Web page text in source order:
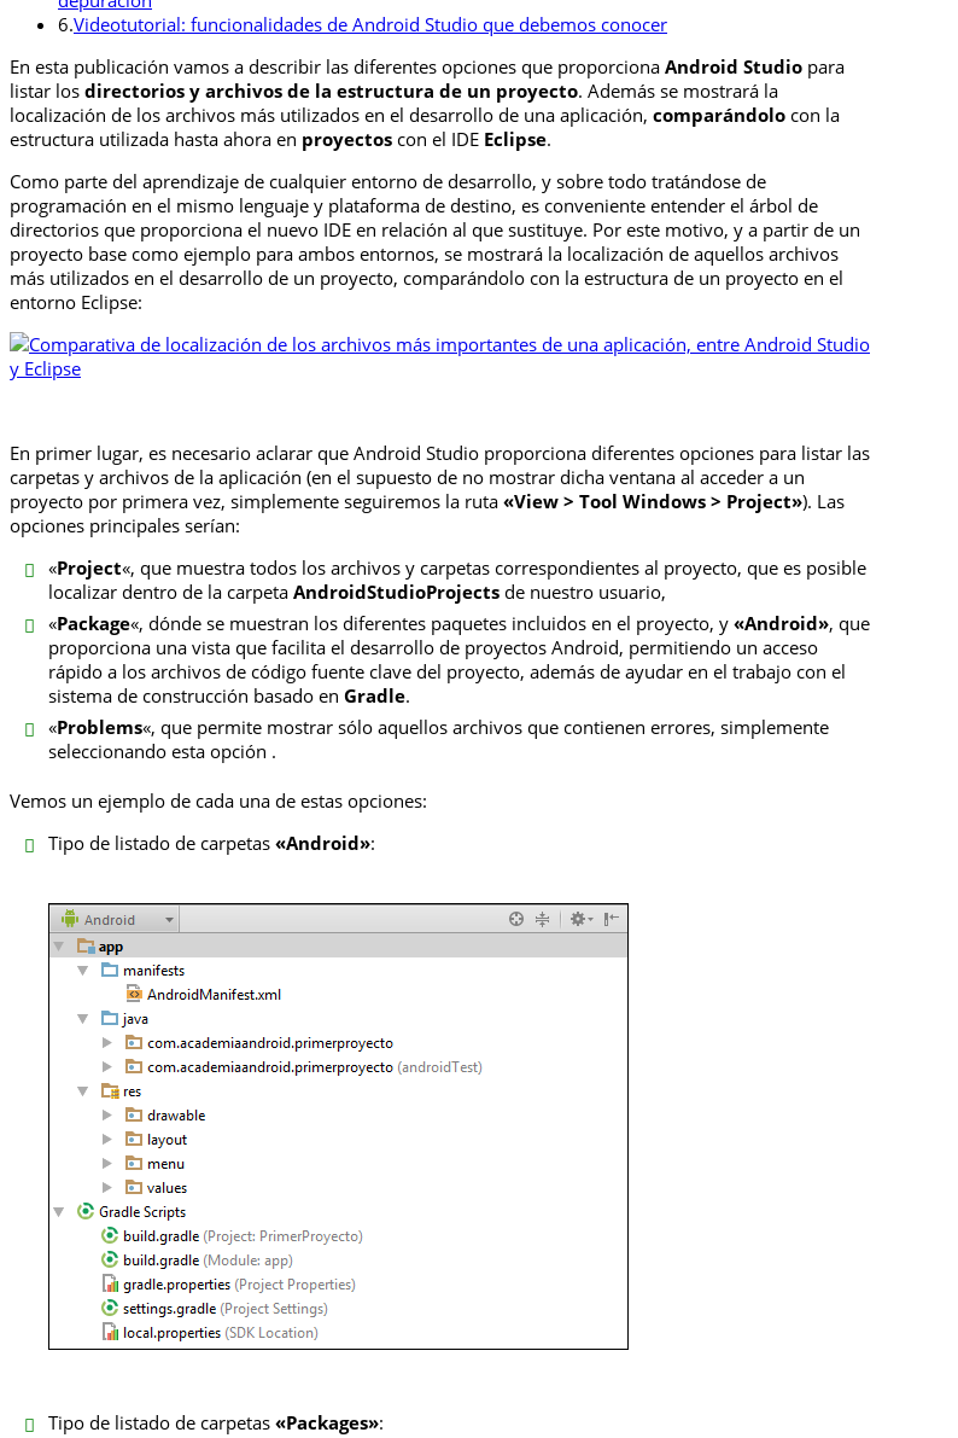
6.Videotutorial: funcionalidades de Android Studio que debemos conocer
En esta publicación vamos a describir las diferentes opciones que proporciona Android Studio para
listar los directorios y archivos de la estructura de un proyecto. Además se mostrará la
localización de los archivos más utilizados en el desarrollo de una aplicación, comparándolo con la
estructura utilizada hasta ahora en proyectos con el IDE Eclipse.
Como parte del aprendizaje de cualquier entorno de desarrollo, y sobre todo tratándose de
programación en el mismo lenguaje y plataforma de destino, es conveniente entender el árbol de
directorios que proporciona el nuevo IDE en relación al que sustituye. Por este motivo, y a partir de un
proyecto base como ejemplo para ambos entornos, se mostrará la localización de aquellos archivos
más utilizados en el desarrollo de un proyecto, comparándolo con la estructura de un proyecto en el
entorno Eclipse:
En primer lugar, es necesario aclarar que Android Studio proporciona diferentes opciones para listar las
carpetas y archivos de la aplicación (en el supuesto de no mostrar dicha ventana al acceder a un
proyecto por primera vez, simplemente seguiremos la ruta «View > Tool Windows > Project»). Las
opciones principales serían:
«Project«, que muestra todos los archivos y carpetas correspondientes al proyecto, que es posible
localizar dentro de la carpetaAndroidStudioProjects de nuestro usuario,
«Package«, dónde se muestran los diferentes paquetes incluidos en el proyecto, y«Android», que
proporciona una vista que facilita el desarrollo de proyectos Android, permitiendo un acceso
rápido a los archivos de código fuente clave del proyecto, además de ayudar en el trabajo con el
sistema de construcción basado enGradle.
«Problems«, que permite mostrar sólo aquellos archivos que contienen errores, simplemente
seleccionando esta opción .
Vemos un ejemplo de cada una de estas opciones:
Tipo de listado de carpetas«Android»:
Tipo de listado de carpetas«Packages»: